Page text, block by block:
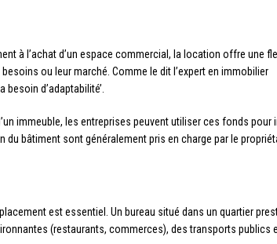
à l’achat d’un espace commercial, la location offre une
ou leur marché. Comme le dit l’expert en immobilier
d’adaptabilité’.
immeuble, les entreprises peuvent utiliser ces fonds pour
bâtiment sont généralement pris en charge par le
est essentiel. Un bureau situé dans un quartier
(restaurants, commerces), des transports publics